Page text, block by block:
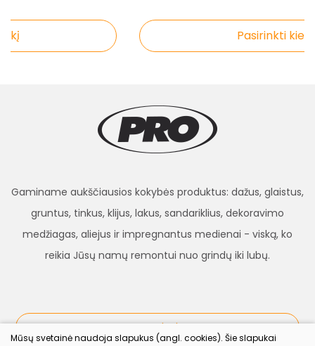
Pasirinkti kiekį
Gaminame aukščiausios kokybės produktus: dažus, glaistus,
gruntus, tinkus, klijus, lakus, sandariklius, dekoravimo
medžiagas, aliejus ir impregnantus medienai - viską, ko
reikia Jūsų namų remontui nuo grindų iki lubų.
procolor.lt
Mūsų svetainė naudoja slapukus (angl. cookies). Šie slapukai